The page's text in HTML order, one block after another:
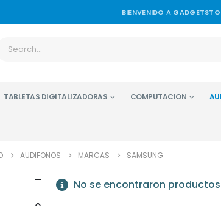
BIENVENIDO A
TABLETAS DIGITALIZADORAS COMPUTACION
AUDIFONOS MARCAS SAMSUNG
No se encontraron